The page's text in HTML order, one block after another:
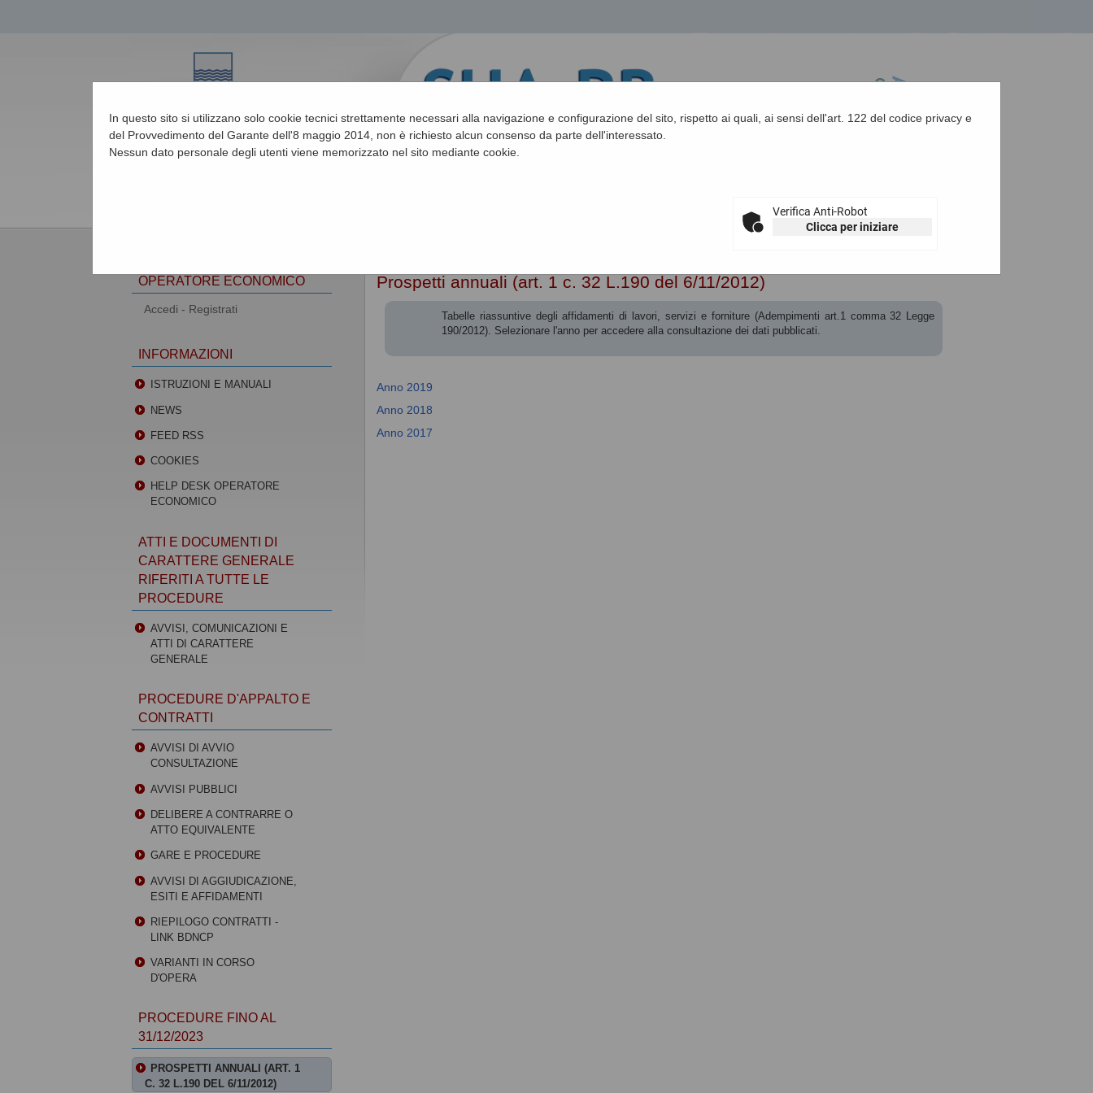
Prospetti annuali (art. 1 c. 32 L.190 de...
In questo sito si utilizzano solo cookie tecnici strettamente necessari alla navigazione e configurazione del sito, rispetto ai quali, ai sensi dell'art. 122 del codice privacy e
del Provvedimento del Garante dell'8 maggio 2014, non è richiesto alcun consenso da parte dell'interessato.
Nessun dato personale degli utenti viene memorizzato nel sito mediante cookie.
Verifica Anti-Robot
Clicca per iniziare
Prospetti annuali (art. 1 c. 32 L.190 del 6/11/2012)
Tabelle riassuntive degli affidamenti di lavori, servizi e forniture (Adempimenti art.1 comma 32 Legge
190/2012). Selezionare l'anno per accedere alla consultazione dei dati pubblicati.
Anno 2019
Anno 2018
Anno 2017
OPERATORE ECONOMICO
Accedi - Registrati
INFORMAZIONI
ISTRUZIONI E MANUALI
NEWS
FEED RSS
COOKIES
HELP DESK OPERATORE
ECONOMICO
ATTI E DOCUMENTI DI
CARATTERE GENERALE
RIFERITI A TUTTE LE
PROCEDURE
AVVISI, COMUNICAZIONI E
ATTI DI CARATTERE
GENERALE
PROCEDURE D'APPALTO E
CONTRATTI
AVVISI DI AVVIO
CONSULTAZIONE
AVVISI PUBBLICI
DELIBERE A CONTRARRE O
ATTO EQUIVALENTE
GARE E PROCEDURE
AVVISI DI AGGIUDICAZIONE,
ESITI E AFFIDAMENTI
RIEPILOGO CONTRATTI -
LINK BDNCP
VARIANTI IN CORSO
D'OPERA
PROCEDURE FINO AL
31/12/2023
PROSPETTI ANNUALI (ART. 1
C. 32 L.190 DEL 6/11/2012)